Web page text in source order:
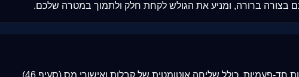
בצורה ברורה, ומניע את הגולש לקחת חלק ולתמוך במטרה שלכם.
פעמיות, כולל שליחה אוטומטית של קבלות ואישורי מס (סעיף 46).